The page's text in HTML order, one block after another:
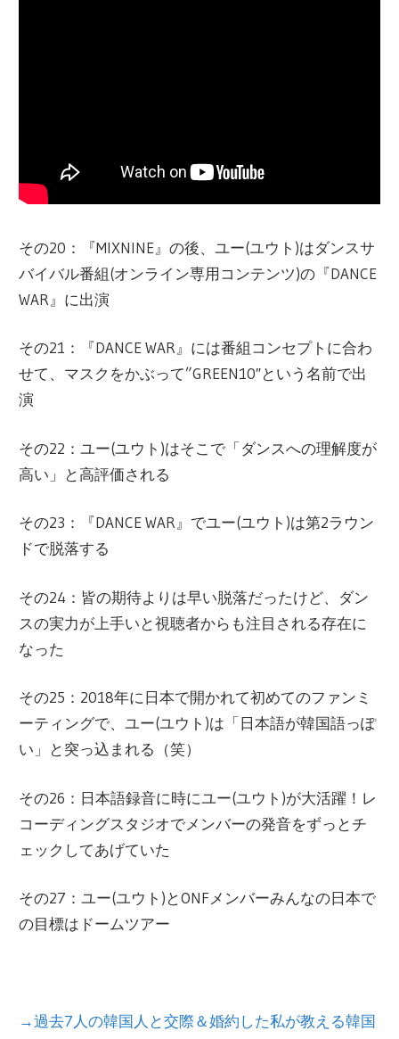
その20：『MIXNINE』の後、ユー(ユウト)はダンスサ
バイバル番組(オンライン専用コンテンツ)の『DANCE
WAR』に出演
その21：『DANCE WAR』には番組コンセプトに合わ
せて、マスクをかぶって”GREEN10″という名前で出
演
その22：ユー(ユウト)はそこで「ダンスへの理解度が
高い」と高評価される
その23：『DANCE WAR』でユー(ユウト)は第2ラウン
ドで脱落する
その24：皆の期待よりは早い脱落だったけど、ダン
スの実力が上手いと視聴者からも注目される存在に
なった
その25：2018年に日本で開かれて初めてのファンミ
ーティングで、ユー(ユウト)は「日本語が韓国語っぽ
い」と突っ込まれる（笑）
その26：日本語録音に時にユー(ユウト)が大活躍！レ
コーディングスタジオでメンバーの発音をずっとチ
ェックしてあげていた
その27：ユー(ユウト)とONFメンバーみんなの日本で
の目標はドームツアー
→過去7人の韓国人と交際＆婚約した私が教える韓国